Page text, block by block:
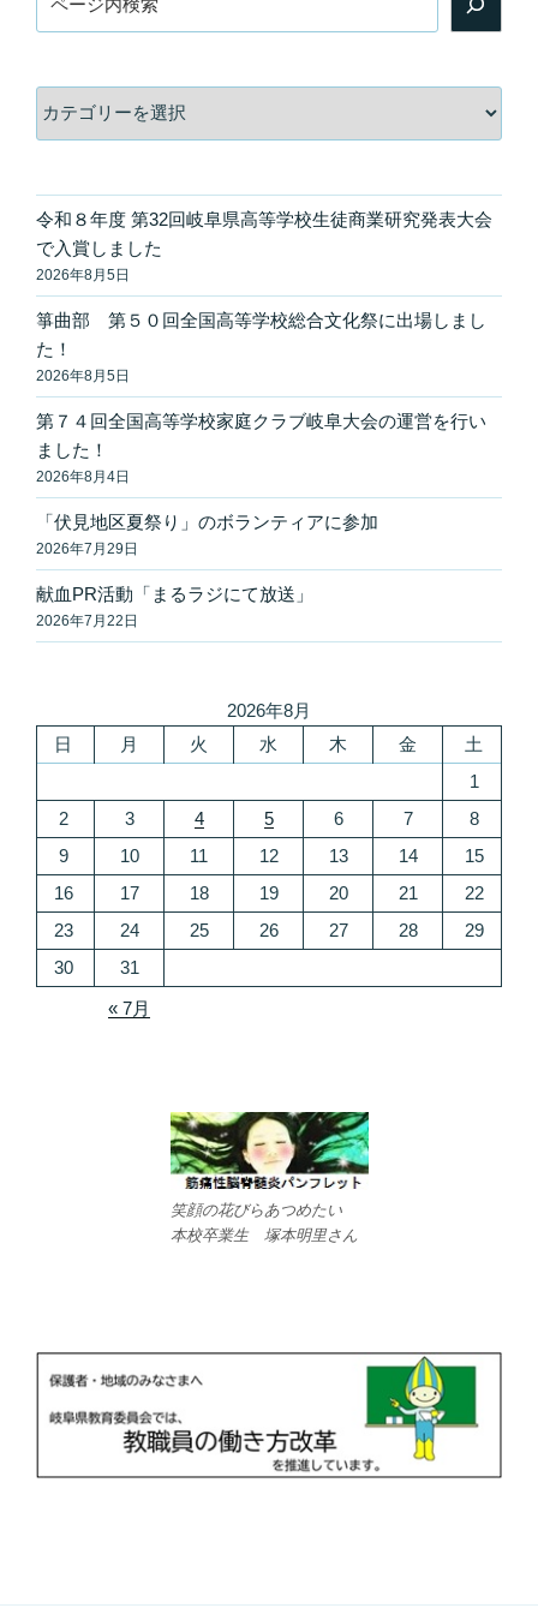
テ
ー
令和８年度 第32回岐阜県高等学校生徒商業研究発表大会
で入賞しました
2026年8月5日
箏曲部 第５０回全国高等学校総合文化祭に出場しまし
た！
2026年8月5日
第７４回全国高等学校家庭クラブ岐阜大会の運営を行い
ました！
2026年8月4日
「伏見地区夏祭り」のボランティアに参加
2026年7月29日
献血PR活動「まるラジにて放送」
2026年7月22日
2026年8月
日
月 火 水 木 金
土
1
2
3 4 5 6 7
8
9
10 11 12 13 14
15
16
17 18 19 20 21
22
23
24 25 26 27 28
29
30
31
« 7月
笑顔の花びらあつめたい
本校卒業生 塚本明里さん